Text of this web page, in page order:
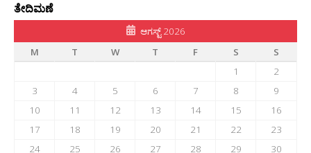
ತೇದಿಮಣೆ
ಆಗಸ್ಟ್ 2026
M
T W T F S
S
1
2
3
4 5 6 7 8
9
10
11 12 13 14 15
16
17
18 19 20 21 22
23
24
25 26 27 28 29
30